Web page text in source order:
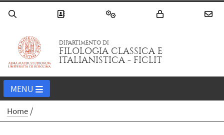
DIPARTIMENTO DI
FILOLOGIA CLASSICA E
ITALIANISTICA - FICLIT
MENU
Home